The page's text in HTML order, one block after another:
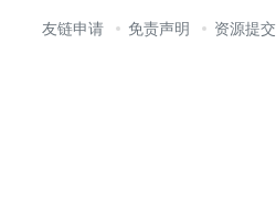
友链申请 免责声明 资源提交